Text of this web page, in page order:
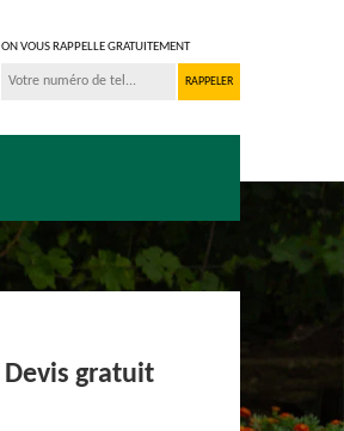
ON VOUS RAPPELLE GRATUITEMENT
Devis gratuit